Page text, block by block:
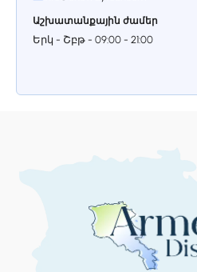
վերեւի հարկում
գեղեցիկ սրճարանից։
Աշխատանքային ժամեր
Երկ - Շբթ - 09:00 - 21:00